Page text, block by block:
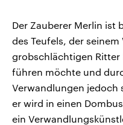
Der Zauberer Merlin ist
des Teufels, der
grobschlächtigen Ritter
führen möchte und
Verwandlungen jedoch
er wird in einen
ein